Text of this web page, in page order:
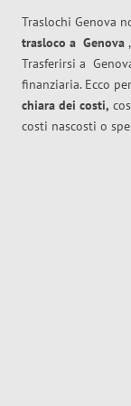
Traslochi Genova
trasloco a Genova
Trasferirsi a
finanziaria. Ecco
chiara dei costi,
costi nascosti o